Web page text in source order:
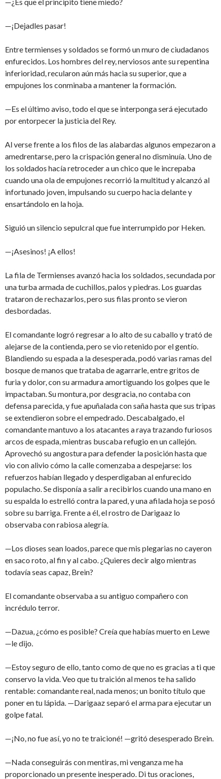
—¡Dejadles pasar!
Entre termienses y soldados se formó un muro de ciudadanos
enfurecidos. Los hombres del rey, nerviosos ante su repentina
inferioridad, recularon aún más hacia su superior, que a
empujones los conminaba a mantener la formación.
—Es el último aviso, todo el que se interponga será ejecutado
por entorpecer la justicia del Rey.
Al verse frente a los filos de las alabardas algunos empezaron a
amedrentarse, pero la crispación general no disminuía. Uno de
los soldados hacía retroceder a un chico que le increpaba
cuando una ola de empujones recorrió la multitud y alcanzó al
infortunado joven, impulsando su cuerpo hacia delante y
ensartándolo en la hoja.
Siguió un silencio sepulcral que fue interrumpido por Heken.
—¡Asesinos! ¡A ellos!
La fila de Termienses avanzó hacia los soldados, secundada por
una turba armada de cuchillos, palos y piedras. Los guardas
trataron de rechazarlos, pero sus filas pronto se vieron
desbordadas.
El comandante logró regresar a lo alto de su caballo y trató de
alejarse de la contienda, pero se vio retenido por el gentío.
Blandiendo su espada a la desesperada, podó varias ramas del
bosque de manos que trataba de agarrarle, entre gritos de
furia y dolor, con su armadura amortiguando los golpes que le
impactaban. Su montura, por desgracia, no contaba con
defensa parecida, y fue apuñalada con saña hasta que sus tripas
se extendieron sobre el empedrado. Descabalgado, el
comandante mantuvo a los atacantes a raya trazando furiosos
arcos de espada, mientras buscaba refugio en un callejón.
Aprovechó su angostura para defender la posición hasta que
vio con alivio cómo la calle comenzaba a despejarse: los
refuerzos habían llegado y desperdigaban al enfurecido
populacho. Se disponía a salir a recibirlos cuando una mano en
su espalda lo estrelló contra la pared, y una afilada hoja se posó
sobre su barriga. Frente a él, el rostro de Darigaaz lo
observaba con rabiosa alegría.
—Los dioses sean loados, parece que mis plegarias no cayeron
en saco roto, al fin y al cabo. ¿Quieres decir algo mientras
todavía seas capaz, Brein?
El comandante observaba a su antiguo compañero con
incrédulo terror.
—Dazua, ¿cómo es posible? Creía que habías muerto en Lewe
—le dijo.
—Estoy seguro de ello, tanto como de que no es gracias a ti que
conservo la vida. Veo que tu traición al menos te ha salido
rentable: comandante real, nada menos; un bonito título que
poner en tu lápida. —Darigaaz separó el arma para ejecutar un
golpe fatal.
—¡No, no fue así, yo no te traicioné! —gritó desesperado Brein.
—Nada conseguirás con mentiras, mi venganza me ha
proporcionado un presente inesperado. Di tus oraciones,